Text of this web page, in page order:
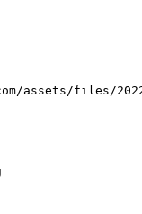
assets/files/